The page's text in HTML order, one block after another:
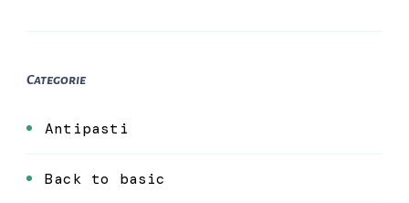
Categorie
Antipasti
Back to basic